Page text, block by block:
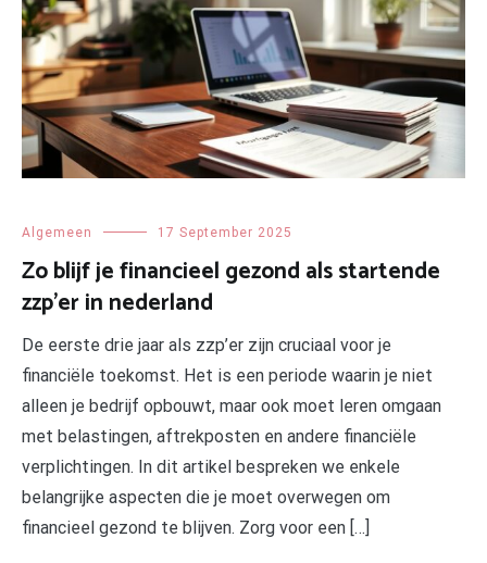
Algemeen 17 September 2025
Zo blijf je financieel gezond als startende
zzp’er in nederland
De eerste drie jaar als zzp’er zijn cruciaal voor je
financiële toekomst. Het is een periode waarin je niet
alleen je bedrijf opbouwt, maar ook moet leren omgaan
met belastingen, aftrekposten en andere financiële
verplichtingen. In dit artikel bespreken we enkele
belangrijke aspecten die je moet overwegen om
financieel gezond te blijven. Zorg voor een […]